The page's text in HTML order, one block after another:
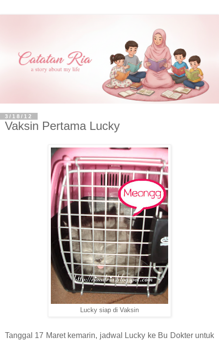
3/18/12
Vaksin Pertama Lucky
Lucky siap di Vaksin
Tanggal 17 Maret kemarin, jadwal Lucky ke Bu Dokter untuk